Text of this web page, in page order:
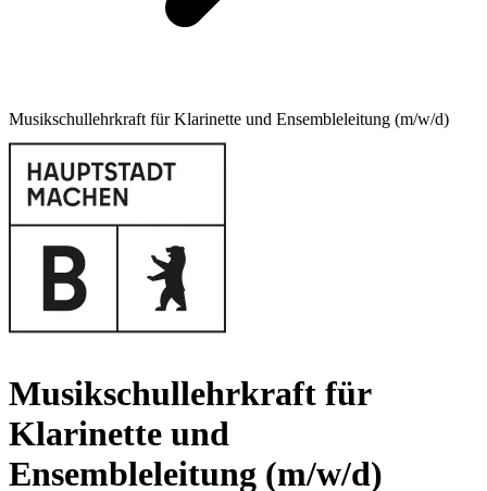
Musikschullehrkraft für Klarinette und Ensembleleitung (m/w/d)
Musikschullehrkraft für
Klarinette und
Ensembleleitung (m/w/d)